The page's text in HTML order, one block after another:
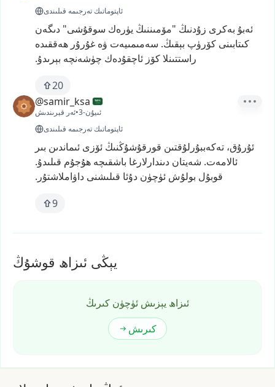
ئاپتوماتىك تەرجىمە قىلىندى
ئەبۇ بەكرى زۇدنىڭ "مۆمىننىڭ يۈرەك سوقۇشى" دىگەن
كىتابىنى كۆرۈپ بېقىڭ. سەمىمىيەت ۋە غۇرۇر ھەققىدە
راستتىنلاكۆز ئاچقۇدەك چۈشەنچە بېرىدۇ.
20
@samir_ksa
ئەر قېرىندىش•
3-ئىيۇن
ئاپتوماتىك تەرجىمە قىلىندى
ئۇرۇق، تەكەببۇرلۇقتىن قورقۇشۇڭنىڭ ئۆزى ئىماندىن بىر
ئالامەت. شەيتان دىندارلارغا باشقىچە ھۇجۇم قىلىدۇ.
قوبۇل بولۇش ئۈچۈن دۇئا قىلىشنى داۋاملاشتۇر.
9
يېڭى ئىزاھ قوشۇڭ
ئىزاھ يېزىش ئۈچۈن كىرىڭ
كىرىش